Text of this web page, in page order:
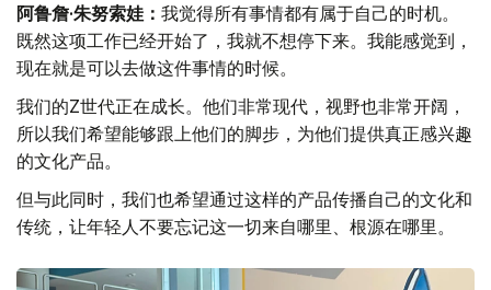
阿鲁詹·朱努索娃： 我觉得所有事情都有属于自己的时机。
既然这项工作已经开始了，我就不想停下来。我能感觉到，
现在就是可以去做这件事情的时候。
我们的Z世代正在成长。他们非常现代，视野也非常开阔，
所以我们希望能够跟上他们的脚步，为他们提供真正感兴趣
的文化产品。
但与此同时，我们也希望通过这样的产品传播自己的文化和
传统，让年轻人不要忘记这一切来自哪里、根源在哪里。